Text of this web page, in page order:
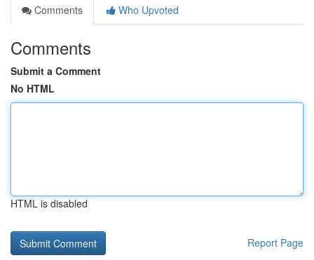
Comments
Who Upvoted
Comments
Submit a Comment
No HTML
HTML is disabled
Report Page